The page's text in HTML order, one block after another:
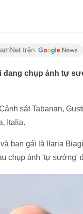
đang chụp ảnh tự
sát Tabanan,
Italia.
bạn gái là Ilaria
chụp ảnh 'tự sướng'